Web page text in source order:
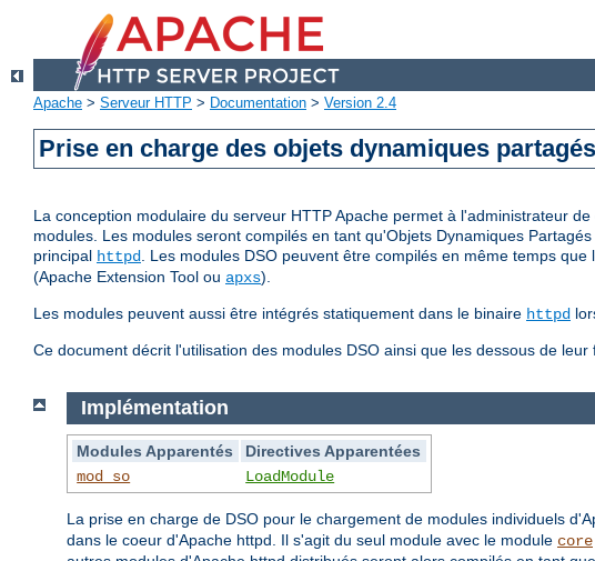
Apache > Serveur HTTP > Documentation > Version 2.4
Prise en charge des objets dynamiques
La conception modulaire du serveur HTTP Apache permet à l'administrateur
modules. Les modules seront compilés en tant qu'Objets Dynamiques
principal httpd. Les modules DSO peuvent être compilés en même temps
(Apache Extension Tool ou apxs).
Les modules peuvent aussi être intégrés statiquement dans le binaire httpd
Ce document décrit l'utilisation des modules DSO ainsi que les dessous de leur
Implémentation
Modules Apparentés
Directives Apparentées
mod_so
LoadModule
La prise en charge de DSO pour le chargement de modules individuels
dans le coeur d'Apache httpd. Il s'agit du seul module avec le module core